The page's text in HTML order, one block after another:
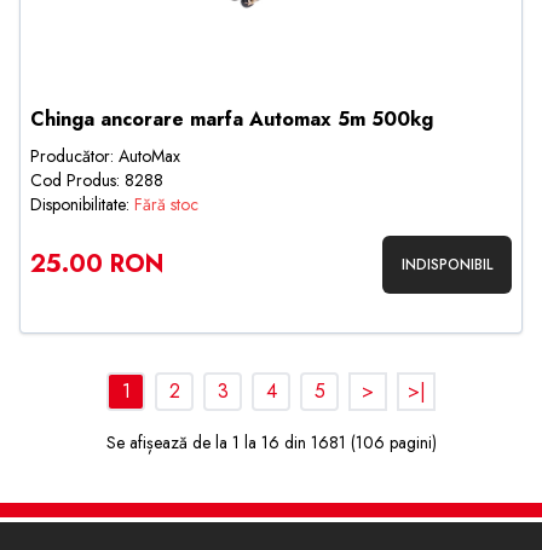
Chinga ancorare marfa Automax 5m 500kg
Producător: AutoMax
Cod Produs: 8288
Disponibilitate: Fără stoc
25.00 RON INDISPONIBIL
1 2 3 4 5 > >|
Se afișează de la 1 la 16 din 1681 (106 pagini)